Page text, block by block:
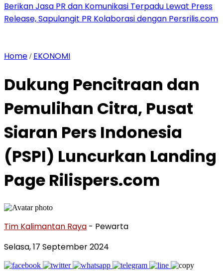
Berikan Jasa PR dan Komunikasi Terpadu Lewat Press
Release, Sapulangit PR Kolaborasi dengan Persrilis.com
Home / EKONOMI
Dukung Pencitraan dan
Pemulihan Citra, Pusat
Siaran Pers Indonesia
(PSPI) Luncurkan Landing
Page Rilispers.com
Tim Kalimantan Raya - Pewarta
Selasa, 17 September 2024